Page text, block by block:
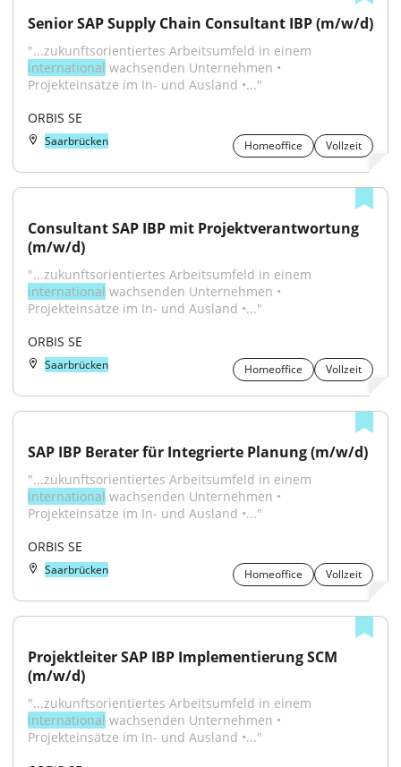
Senior SAP Supply Chain Consultant IBP (m/w/d)
international wachsenden Unternehmen •
Projekteinsätze im In- und Ausland •..."
ORBIS SE
Saarbrücken Homeoffice Vollzeit
Consultant SAP IBP mit Projektverantwortung
(m/w/d)
international wachsenden Unternehmen •
Projekteinsätze im In- und Ausland •..."
ORBIS SE
Saarbrücken Homeoffice Vollzeit
SAP IBP Berater für Integrierte Planung (m/w/d)
international wachsenden Unternehmen •
Projekteinsätze im In- und Ausland •..."
ORBIS SE
Saarbrücken Homeoffice Vollzeit
Projektleiter SAP IBP Implementierung SCM
(m/w/d)
international wachsenden Unternehmen •
Projekteinsätze im In- und Ausland •..."